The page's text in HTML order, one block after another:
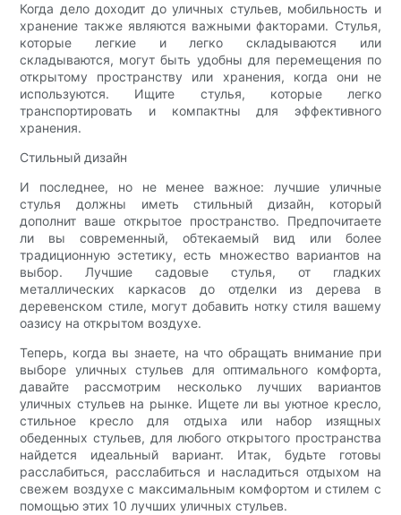
Когда дело доходит до уличных стульев, мобильность и
хранение также являются важными факторами. Стулья,
которые легкие и легко складываются или
складываются, могут быть удобны для перемещения по
открытому пространству или хранения, когда они не
используются. Ищите стулья, которые легко
транспортировать и компактны для эффективного
хранения.
Стильный дизайн
И последнее, но не менее важное: лучшие уличные
стулья должны иметь стильный дизайн, который
дополнит ваше открытое пространство. Предпочитаете
ли вы современный, обтекаемый вид или более
традиционную эстетику, есть множество вариантов на
выбор. Лучшие садовые стулья, от гладких
металлических каркасов до отделки из дерева в
деревенском стиле, могут добавить нотку стиля вашему
оазису на открытом воздухе.
Теперь, когда вы знаете, на что обращать внимание при
выборе уличных стульев для оптимального комфорта,
давайте рассмотрим несколько лучших вариантов
уличных стульев на рынке. Ищете ли вы уютное кресло,
стильное кресло для отдыха или набор изящных
обеденных стульев, для любого открытого пространства
найдется идеальный вариант. Итак, будьте готовы
расслабиться, расслабиться и насладиться отдыхом на
свежем воздухе с максимальным комфортом и стилем с
помощью этих 10 лучших уличных стульев.